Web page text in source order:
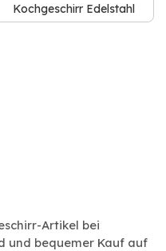
Kochgeschirr Edelstahl
Artikel bei
und bequemer Kauf auf